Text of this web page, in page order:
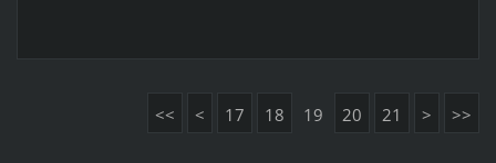
<< < 17 18 19 20 21 > >>